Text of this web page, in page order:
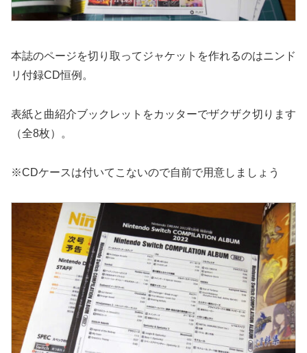
本誌のページを切り取ってジャケットを作れるのはニンド
リ付録CD恒例。
表紙と曲紹介ブックレットをカッターでザクザク切ります
（全8枚）。
※CDケースは付いてこないので自前で用意しましょう